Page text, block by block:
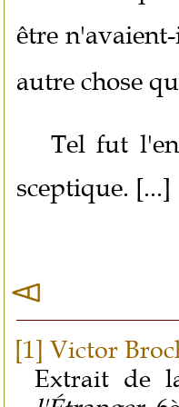
être
autre chose
Tel fut
sceptique. [...]
[1] Victor
Extrait de